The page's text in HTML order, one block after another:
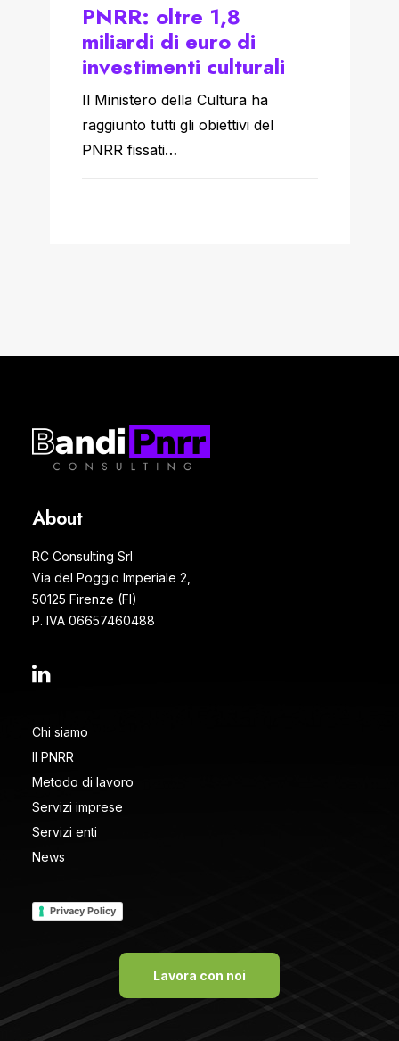
PNRR: oltre 1,8
miliardi di euro di
investimenti culturali
Il Ministero della Cultura ha
raggiunto tutti gli obiettivi del
PNRR fissati…
About
RC Consulting Srl
Via del Poggio Imperiale 2,
50125 Firenze (FI)
P. IVA 06657460488
Chi siamo
Il PNRR
Metodo di lavoro
Servizi imprese
Servizi enti
News
Privacy Policy
Lavora con noi